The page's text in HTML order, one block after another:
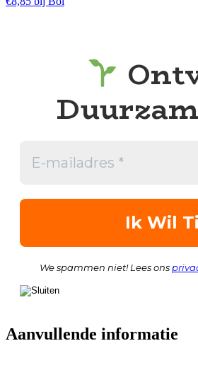
We spammen niet! Lees ons
Aanvullende informatie